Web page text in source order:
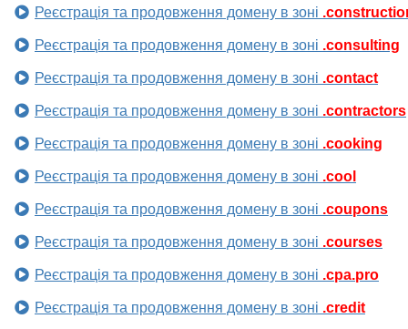
Реєстрація та продовження домену в зоні
Реєстрація та продовження домену в зоні .consulting
Реєстрація та продовження домену в зоні .contact
Реєстрація та продовження домену в зоні .contractors
Реєстрація та продовження домену в зоні .cooking
Реєстрація та продовження домену в зоні .cool
Реєстрація та продовження домену в зоні .coupons
Реєстрація та продовження домену в зоні .courses
Реєстрація та продовження домену в зоні .cpa.pro
Реєстрація та продовження домену в зоні .credit